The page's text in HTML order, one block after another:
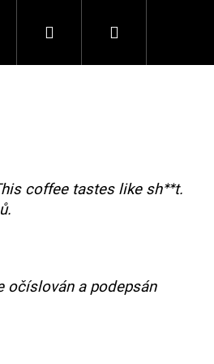
PřihlášeníNákupní
coffee tastes like shᕯt.
očíslován a podepsán